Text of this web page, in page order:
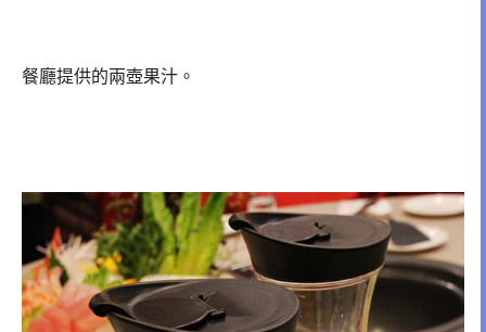
餐廳提供的兩壺果汁。